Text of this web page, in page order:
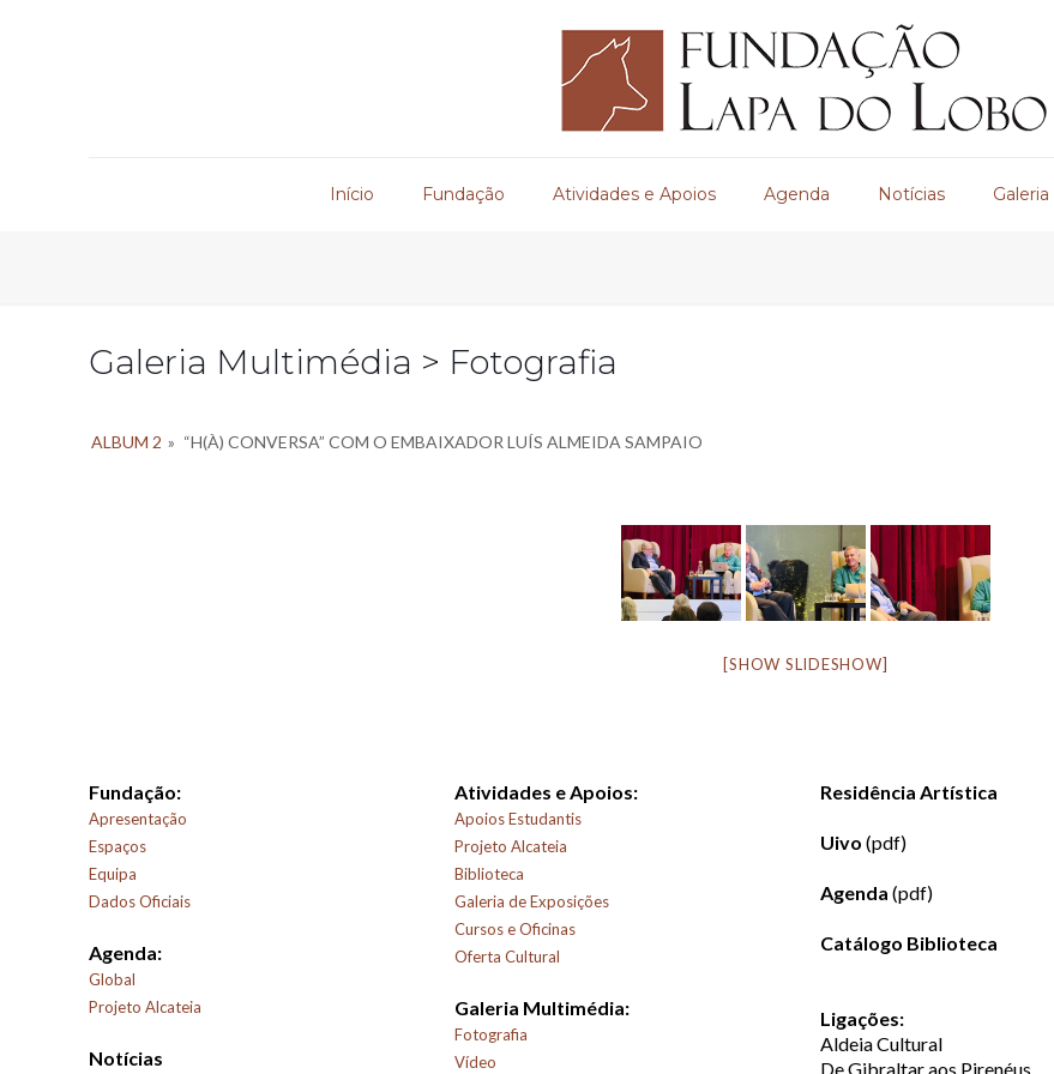
Início Fundação Atividades e Apoios Agenda Notícias
Galeria Multimédia > Fotografia
ALBUM 2 » “H(À) CONVERSA” COM O EMBAIXADOR LUÍS ALMEIDA SAMPAIO
[SHOW SLIDESHOW]
Fundação:
Apresentação
Espaços
Equipa
Dados Oficiais
Agenda:
Global
Projeto Alcateia
Notícias
Atividades e Apoios:
Apoios Estudantis
Projeto Alcateia
Biblioteca
Galeria de Exposições
Cursos e Oficinas
Oferta Cultural
Galeria Multimédia:
Fotografia
Vídeo
Residência Artística
Uivo (pdf)
Agenda (pdf)
Catálogo Biblioteca
Ligações:
Aldeia Cultural
De Gibraltar aos Pirenéus